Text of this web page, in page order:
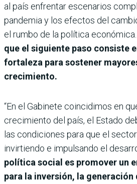
al país enfrentar escenarios
pandemia y los efectos del
el rumbo de la política
que el siguiente paso consiste
fortaleza para sostener
crecimiento.
“En el Gabinete coincidimos en
crecimiento del país, el Estado
las condiciones para que el
invirtiendo e impulsando el
política social es promover un
para la inversión, la generación